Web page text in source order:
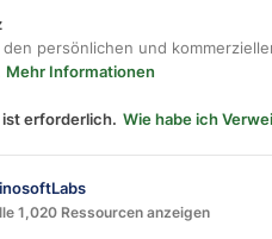
persönlichen und
Mehr Informationen
erforderlich. Wie habe ich
1,020 Ressourcen anzeigen